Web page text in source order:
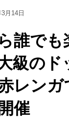
月14日
誰でも
級のド
レンガ
催